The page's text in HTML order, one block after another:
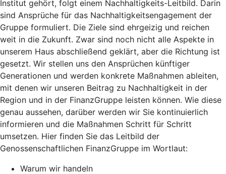
Institut gehört, folgt einem Nachhaltigkeits-Leitbild. Darin
sind Ansprüche für das Nachhaltigkeitsengagement der
Gruppe formuliert. Die Ziele sind ehrgeizig und reichen
weit in die Zukunft. Zwar sind noch nicht alle Aspekte in
unserem Haus abschließend geklärt, aber die Richtung ist
gesetzt. Wir stellen uns den Ansprüchen künftiger
Generationen und werden konkrete Maßnahmen ableiten,
mit denen wir unseren Beitrag zu Nachhaltigkeit in der
Region und in der FinanzGruppe leisten können. Wie diese
genau aussehen, darüber werden wir Sie kontinuierlich
informieren und die Maßnahmen Schritt für Schritt
umsetzen. Hier finden Sie das Leitbild der
Genossenschaftlichen FinanzGruppe im Wortlaut:
Warum wir handeln